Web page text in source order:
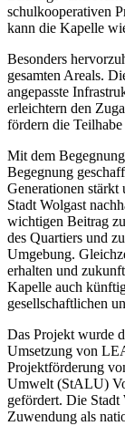
schulkooperativen
kann die Kapelle
Besonders
gesamten Areals.
angepasste
erleichtern den
fördern die
Mit dem
Begegnung
Generationen
Stadt Wolgast
wichtigen Beitrag
des Quartiers und
Umgebung.
erhalten und
Kapelle auch
gesellschaftlichen
Das Projekt wurde
Umsetzung von
Projektförderung
Umwelt (StALU)
gefördert. Die Stadt
Zuwendung als